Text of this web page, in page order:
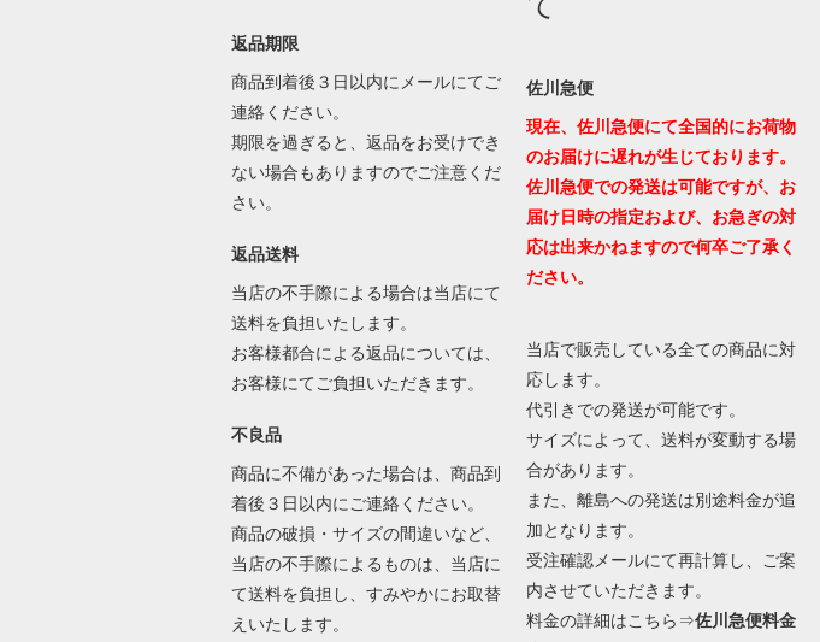
返品期限
商品到着後３日以内にメールにてご
連絡ください。
期限を過ぎると、返品をお受けでき
ない場合もありますのでご注意くだ
さい。
返品送料
当店の不手際による場合は当店にて
送料を負担いたします。
お客様都合による返品については、
お客様にてご負担いただきます。
不良品
商品に不備があった場合は、商品到
着後３日以内にご連絡ください。
商品の破損・サイズの間違いなど、
当店の不手際によるものは、当店に
て送料を負担し、すみやかにお取替
えいたします。
佐川急便
現在、佐川急便にて全国的にお荷物
のお届けに遅れが生じております。
佐川急便での発送は可能ですが、お
届け日時の指定および、お急ぎの対
応は出来かねますので何卒ご了承く
ださい。
当店で販売している全ての商品に対
応します。
代引きでの発送が可能です。
サイズによって、送料が変動する場
合があります。
また、離島への発送は別途料金が追
加となります。
受注確認メールにて再計算し、ご案
内させていただきます。
料金の詳細はこちら⇒佐川急便料金